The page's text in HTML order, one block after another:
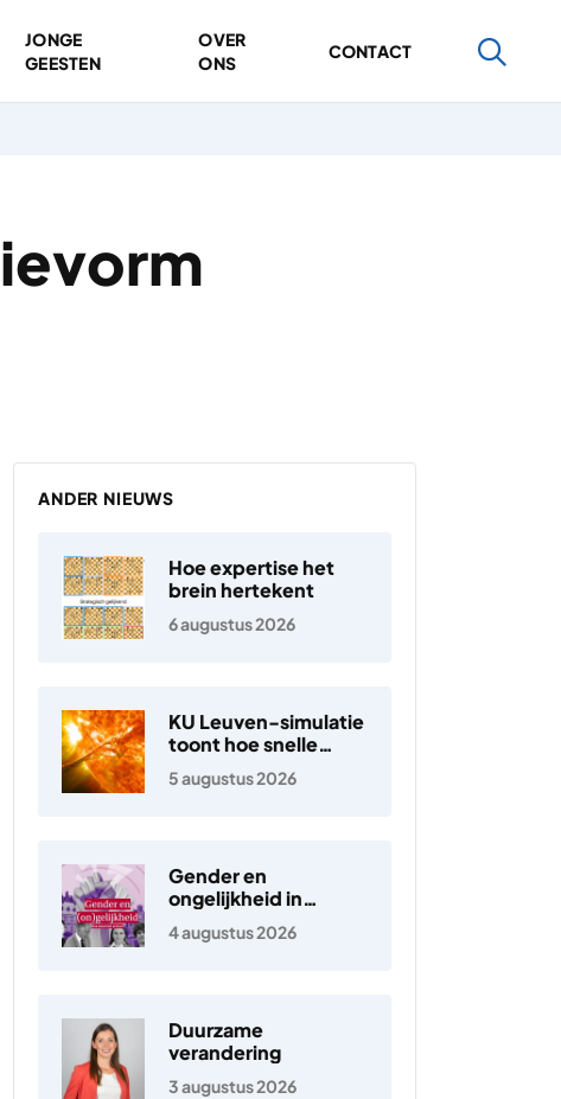
JONGE
GEESTEN
OVER
ONS
CONTACT
ANDER NIEUWS
Hoe expertise het
brein hertekent
6 augustus 2026
KU Leuven-simulatie
toont hoe snelle
elektronen in de
zonnewind ontstaan
5 augustus 2026
Gender en
ongelijkheid in
Nederland
4 augustus 2026
Duurzame
verandering
3 augustus 2026